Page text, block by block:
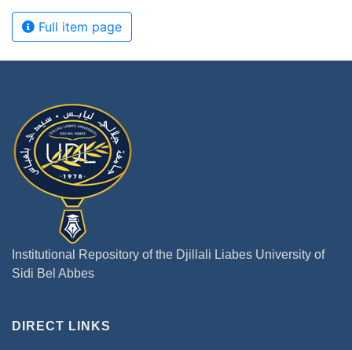
Full item page
Institutional Repository of the Djillali Liabes University of
Sidi Bel Abbes
DIRECT LINKS